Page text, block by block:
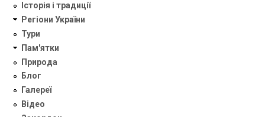
Історія і традиції
Регіони України
Тури
Пам'ятки
Природа
Блог
Галереї
Відео